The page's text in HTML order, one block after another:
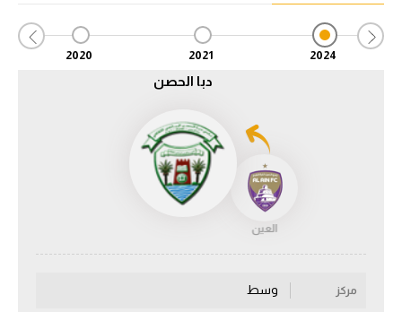
الدوري الألماني
دوري أبطال أوروبا
دوري أبطال إفريقيا
أقسام
2024
2021
2020
دبا الحصن
العين
مركز وسط